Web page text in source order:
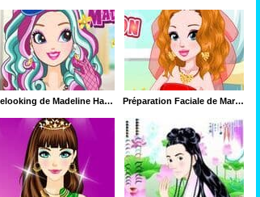
Relooking de Madeline Hatter Préparation Faciale de Mariée